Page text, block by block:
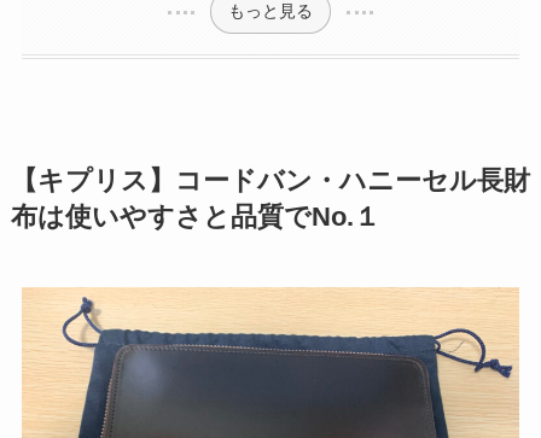
もっと見る
【キプリス】コードバン・ハニーセル長財
布は使いやすさと品質でNo.１